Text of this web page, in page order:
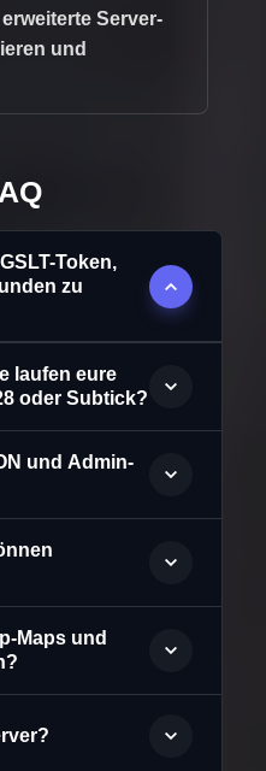
Server-
und
Token,
zu
laufen eure
oder Subtick?
und Admin-
Maps und